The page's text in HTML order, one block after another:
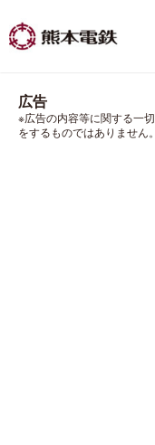
広告
※広告の内容等に関する一
をするものではありません。